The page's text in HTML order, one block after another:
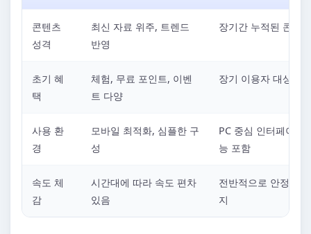
콘텐츠
성격
최신 자료 위주, 트렌드
반영
장기간 누적된 콘텐
초기 혜
택
체험, 무료 포인트, 이벤
트 다양
장기 이용자 대상 혜
사용 환
경
모바일 최적화, 심플한 구
성
PC 중심 인터페이스,
능 포함
속도 체
감
시간대에 따라 속도 편차
있음
전반적으로 안정적
지